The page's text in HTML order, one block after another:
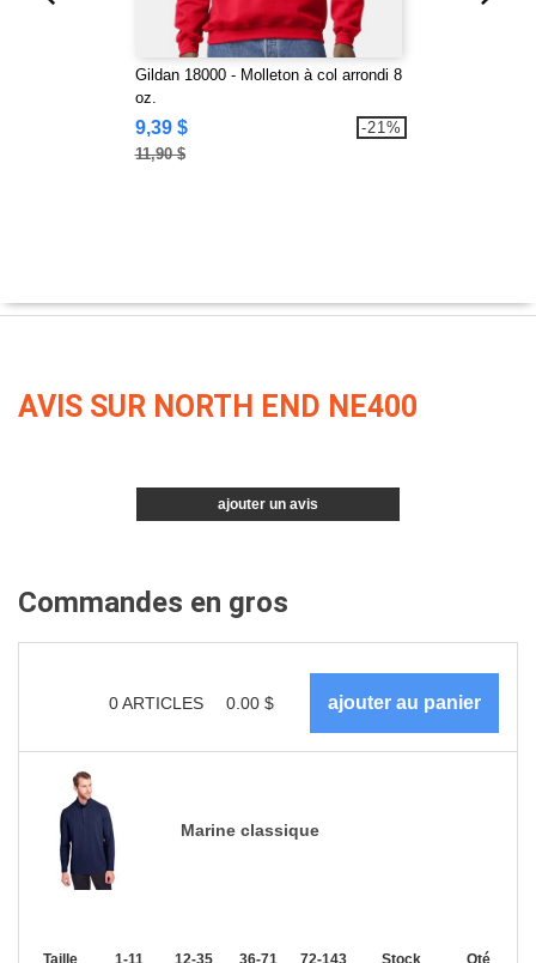
Gildan 18000 - Molleton à col arrondi 8
oz.
9,39 $
11,90 $
-21%
AVIS SUR NORTH END NE400
ajouter un avis
Commandes en gros
0ARTICLES 0.00 $
Marine classique
Taille 1-11 12-35 36-71 72-143 144-287 288 +
Stock Qté